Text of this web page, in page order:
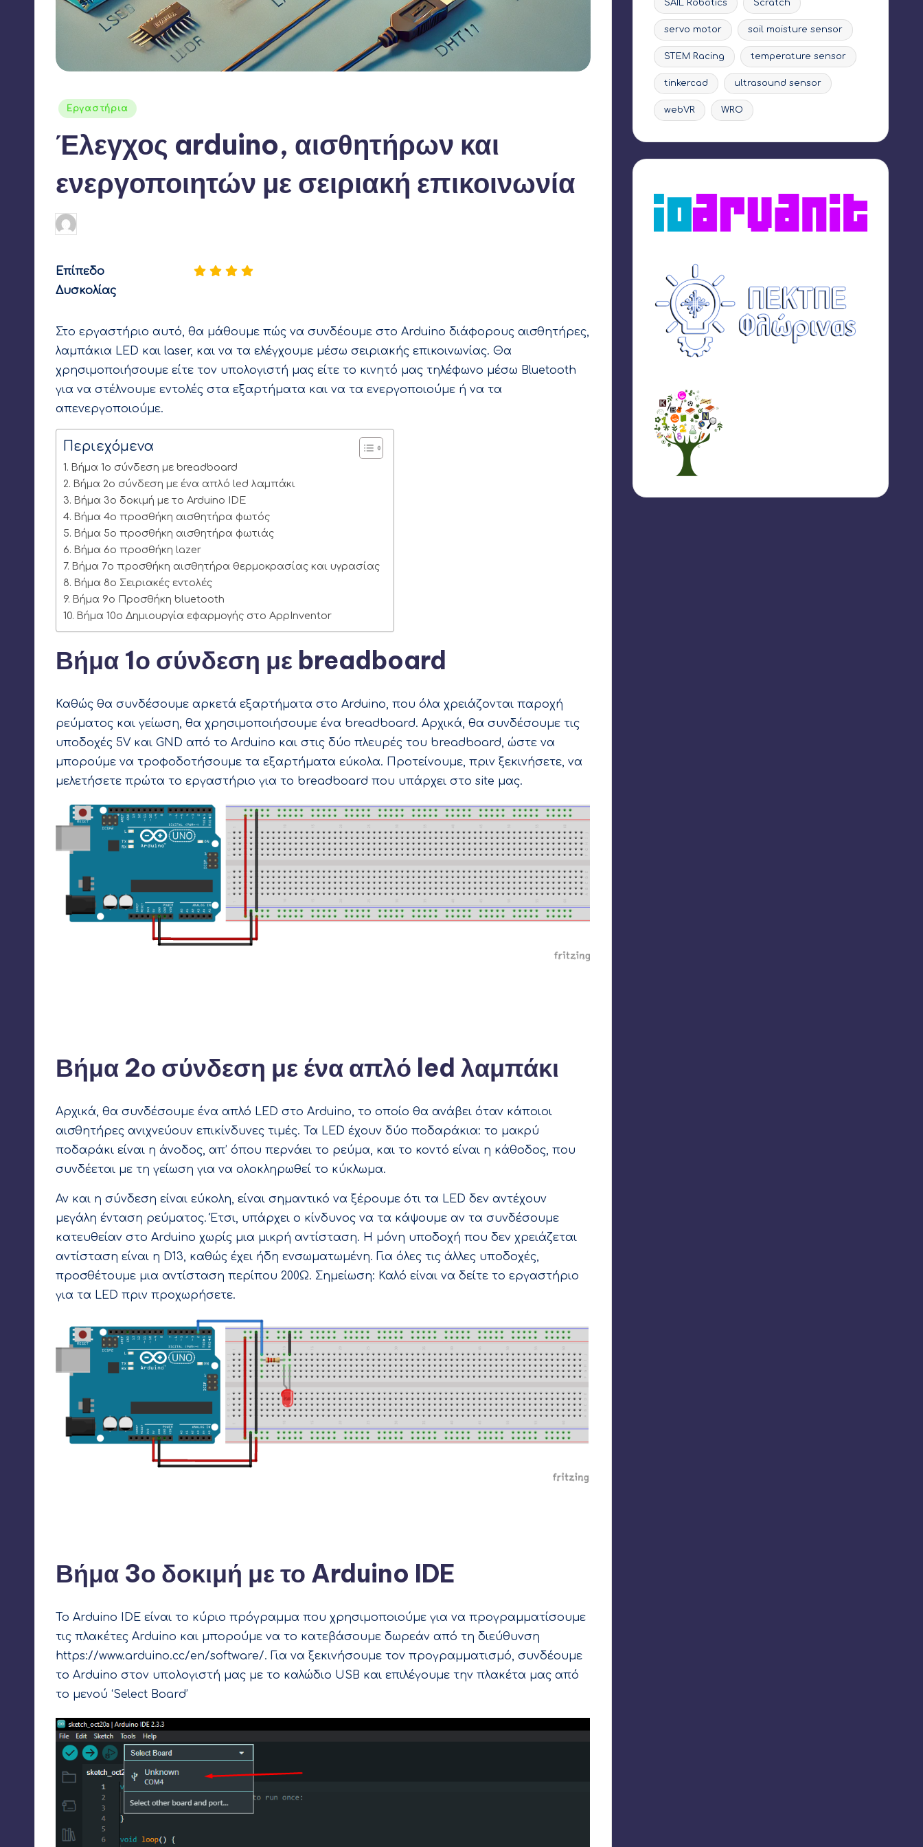
Αναρτήθηκε
Εργαστήρια
Έλεγχος arduino, αισθητήρων και
ενεργοποιητών με σειριακή επικοινωνία
Συγγραφέας:
Επίπεδο
Δυσκολίας
Στο εργαστήριο αυτό, θα μάθουμε πώς να συνδέουμε στο Arduino διάφορους αισθητήρες,
λαμπάκια LED και laser, και να τα ελέγχουμε μέσω σειριακής επικοινωνίας. Θα
χρησιμοποιήσουμε είτε τον υπολογιστή μας είτε το κινητό μας τηλέφωνο μέσω Bluetooth
για να στέλνουμε εντολές στα εξαρτήματα και να τα ενεργοποιούμε ή να τα
απενεργοποιούμε.
Περιεχόμενα
Βήμα 1ο σύνδεση με breadboard
Βήμα 2ο σύνδεση με ένα απλό led λαμπάκι
Βήμα 3ο δοκιμή με το Arduino IDE
Βήμα 4ο προσθήκη αισθητήρα φωτός
Βήμα 5ο προσθήκη αισθητήρα φωτιάς
Βήμα 6ο προσθήκη lazer
Βήμα 7ο προσθήκη αισθητήρα θερμοκρασίας και υγρασίας
Βήμα 8ο Σειριακές εντολές
Βήμα 9ο Προσθήκη bluetooth
Βήμα 10ο Δημιουργία εφαρμογής στο AppInventor
Βήμα 1ο σύνδεση με breadboard
Καθώς θα συνδέσουμε αρκετά εξαρτήματα στο Arduino, που όλα χρειάζονται παροχή
ρεύματος και γείωση, θα χρησιμοποιήσουμε ένα breadboard. Αρχικά, θα συνδέσουμε τις
υποδοχές 5V και GND από το Arduino και στις δύο πλευρές του breadboard, ώστε να
μπορούμε να τροφοδοτήσουμε τα εξαρτήματα εύκολα. Προτείνουμε, πριν ξεκινήσετε, να
μελετήσετε πρώτα το εργαστήριο για το breadboard που υπάρχει στο site μας.
Βήμα 2ο σύνδεση με ένα απλό led λαμπάκι
Αρχικά, θα συνδέσουμε ένα απλό LED στο Arduino, το οποίο θα ανάβει όταν κάποιοι
αισθητήρες ανιχνεύουν επικίνδυνες τιμές. Τα LED έχουν δύο ποδαράκια: το μακρύ
ποδαράκι είναι η άνοδος, απ’ όπου περνάει το ρεύμα, και το κοντό είναι η κάθοδος, που
συνδέεται με τη γείωση για να ολοκληρωθεί το κύκλωμα.
Αν και η σύνδεση είναι εύκολη, είναι σημαντικό να ξέρουμε ότι τα LED δεν αντέχουν
μεγάλη ένταση ρεύματος. Έτσι, υπάρχει ο κίνδυνος να τα κάψουμε αν τα συνδέσουμε
κατευθείαν στο Arduino χωρίς μια μικρή αντίσταση. Η μόνη υποδοχή που δεν χρειάζεται
αντίσταση είναι η D13, καθώς έχει ήδη ενσωματωμένη. Για όλες τις άλλες υποδοχές,
προσθέτουμε μια αντίσταση περίπου 200Ω. Σημείωση: Καλό είναι να δείτε το εργαστήριο
για τα LED πριν προχωρήσετε.
Βήμα 3ο δοκιμή με το Arduino IDE
Το Arduino IDE είναι το κύριο πρόγραμμα που χρησιμοποιούμε για να προγραμματίσουμε
τις πλακέτες Arduino και μπορούμε να το κατεβάσουμε δωρεάν από τη διεύθυνση
https://www.arduino.cc/en/software/. Για να ξεκινήσουμε τον προγραμματισμό, συνδέουμε
το Arduino στον υπολογιστή μας με το καλώδιο USB και επιλέγουμε την πλακέτα μας από
το μενού ‘Select Board’
SAIL Robotics Scratch
servo motor soil moisture sensor
STEM Racing temperature sensor
tinkercad ultrasound sensor
webVR WRO